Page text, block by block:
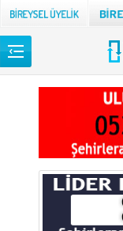
TÜM NAKLİYECİLER
Back